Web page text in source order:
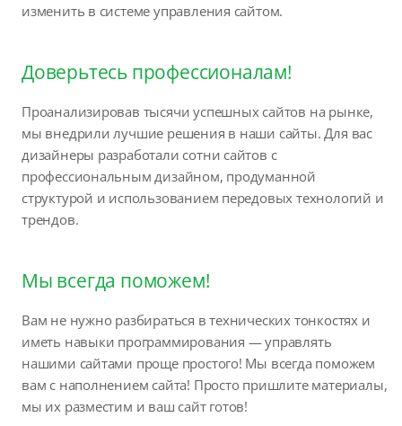
изменить в системе управления сайтом.
Доверьтесь профессионалам!
Проанализировав тысячи успешных сайтов на рынке,
мы внедрили лучшие решения в наши сайты. Для вас
дизайнеры разработали сотни сайтов с
профессиональным дизайном, продуманной
структурой и использованием передовых технологий и
трендов.
Мы всегда поможем!
Вам не нужно разбираться в технических тонкостях и
иметь навыки программирования — управлять
нашими сайтами проще простого! Мы всегда поможем
вам с наполнением сайта! Просто пришлите материалы,
мы их разместим и ваш сайт готов!